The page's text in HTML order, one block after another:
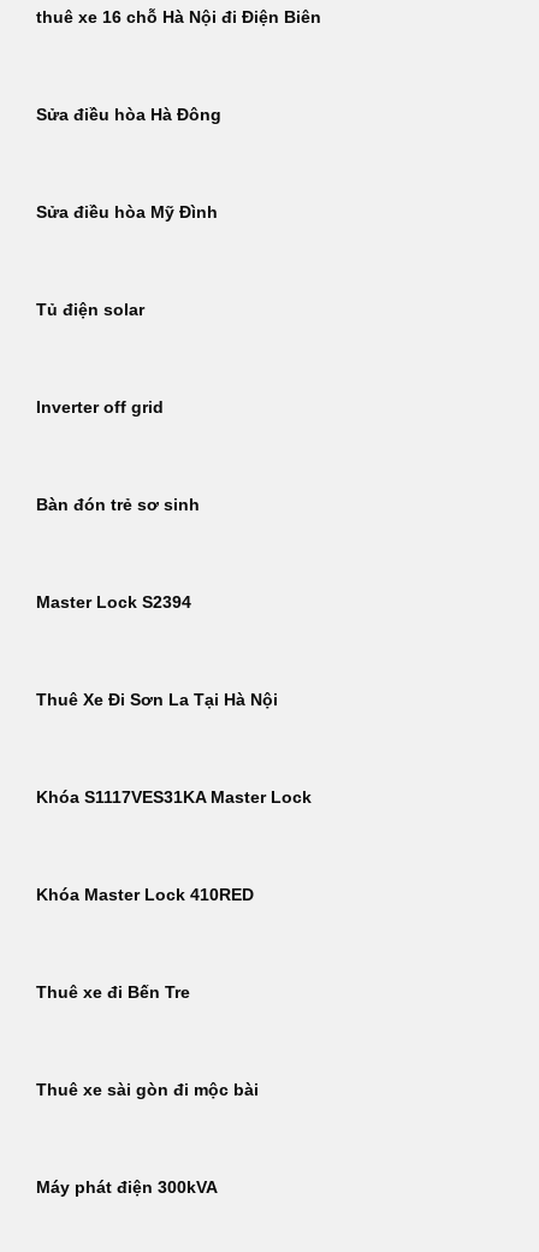
thuê xe 16 chỗ Hà Nội đi Điện Biên
Sửa điều hòa Hà Đông
Sửa điều hòa Mỹ Đình
Tủ điện solar
Inverter off grid
Bàn đón trẻ sơ sinh
Master Lock S2394
Thuê Xe Đi Sơn La Tại Hà Nội
Khóa S1117VES31KA Master Lock
Khóa Master Lock 410RED
Thuê xe đi Bến Tre
Thuê xe sài gòn đi mộc bài
Máy phát điện 300kVA